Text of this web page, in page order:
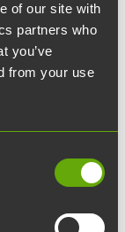
of our site with
partners who
you’ve
from your use
ytimessä
ja
vahvan
ja
merkitys, ja